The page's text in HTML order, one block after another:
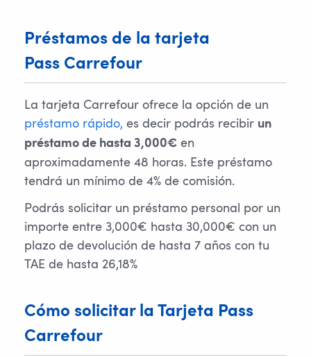
Préstamos de la tarjeta
Pass Carrefour
La tarjeta Carrefour ofrece la opción de un
préstamo rápido, es decir podrás recibir un
préstamo de hasta 3,000€ en
aproximadamente 48 horas. Este préstamo
tendrá un mínimo de 4% de comisión.
Podrás solicitar un préstamo personal por un
importe entre 3,000€ hasta 30,000€ con un
plazo de devolución de hasta 7 años con tu
TAE de hasta 26,18%
Cómo solicitar la Tarjeta Pass
Carrefour